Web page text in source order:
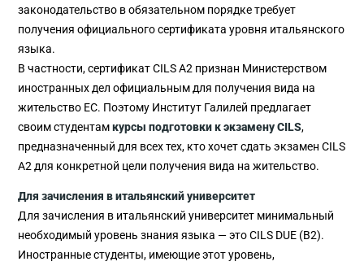
законодательство в обязательном порядке требует
получения официального сертификата уровня итальянского
языка.
В частности, сертификат CILS A2 признан Министерством
иностранных дел официальным для получения вида на
жительство ЕС. Поэтому Институт Галилей предлагает
своим студентамкурсы подготовки к экзамену CILS,
предназначенный для всех тех, кто хочет сдать экзамен CILS
A2 для конкретной цели получения вида на жительство.
Для зачисления в итальянский университет
Для зачисления в итальянский университет минимальный
необходимый уровень знания языка — это CILS DUE (B2).
Иностранные студенты, имеющие этот уровень,